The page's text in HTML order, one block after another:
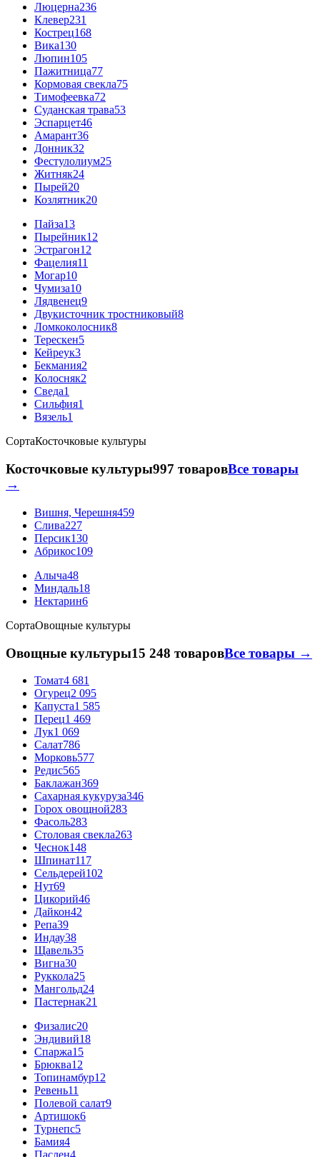
Люцерна236
Клевер231
Кострец168
Вика130
Люпин105
Пажитница77
Кормовая свекла75
Тимофеевка72
Суданская трава53
Эспарцет46
Амарант36
Донник32
Фестулолиум25
Житняк24
Пырей20
Козлятник20
Пайза13
Пырейник12
Эстрагон12
Фацелия11
Могар10
Чумиза10
Лядвенец9
Двукисточник тростниковый8
Ломкоколосник8
Терескен5
Кейреук3
Бекмания2
Колосняк2
Сведа1
Сильфия1
Вязель1
СортаКосточковые культуры
Косточковые культуры997 товаровВсе товары
→
Вишня, Черешня459
Слива227
Персик130
Абрикос109
Алыча48
Миндаль18
Нектарин6
СортаОвощные культуры
Овощные культуры15 248 товаровВсе товары →
Томат4 681
Огурец2 095
Капуста1 585
Перец1 469
Лук1 069
Салат786
Морковь577
Редис565
Баклажан369
Сахарная кукуруза346
Горох овощной283
Фасоль283
Столовая свекла263
Чеснок148
Шпинат117
Сельдерей102
Нут69
Цикорий46
Дайкон42
Репа39
Индау38
Щавель35
Вигна30
Руккола25
Мангольд24
Пастернак21
Физалис20
Эндивий18
Спаржа15
Брюква12
Топинамбур12
Ревень11
Полевой салат9
Артишок6
Турнепс5
Бамия4